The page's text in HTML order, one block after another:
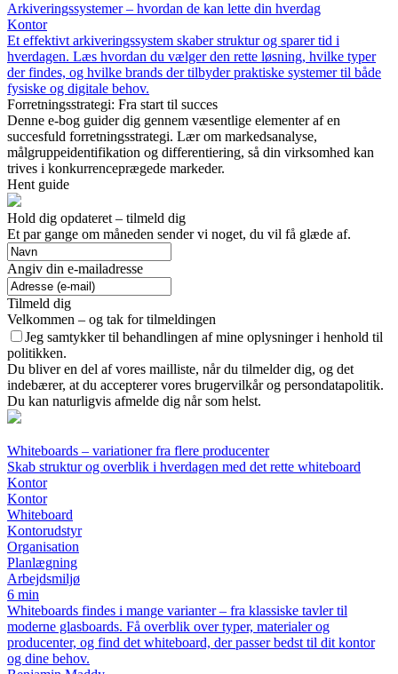
Arkiveringssystemer – hvordan de kan lette din hverdag
Kontor
Et effektivt arkiveringssystem skaber struktur og sparer tid i
hverdagen. Læs hvordan du vælger den rette løsning, hvilke typer
der findes, og hvilke brands der tilbyder praktiske systemer til både
fysiske og digitale behov.
Forretningsstrategi: Fra start til succes
Denne e-bog guider dig gennem væsentlige elementer af en
succesfuld forretningsstrategi. Lær om markedsanalyse,
målgruppeidentifikation og differentiering, så din virksomhed kan
trives i konkurrenceprægede markeder.
Hent guide
Hold dig opdateret – tilmeld dig
Et par gange om måneden sender vi noget, du vil få glæde af.
Angiv din e-mailadresse
Tilmeld dig
Velkommen – og tak for tilmeldingen
Jeg samtykker til behandlingen af mine oplysninger i henhold til
politikken.
Du bliver en del af vores mailliste, når du tilmelder dig, og det
indebærer, at du accepterer vores brugervilkår og persondatapolitik.
Du kan naturligvis afmelde dig når som helst.
Whiteboards – variationer fra flere producenter
Skab struktur og overblik i hverdagen med det rette whiteboard
Kontor
Kontor
Whiteboard
Kontorudstyr
Organisation
Planlægning
Arbejdsmiljø
6 min
Whiteboards findes i mange varianter – fra klassiske tavler til
moderne glasboards. Få overblik over typer, materialer og
producenter, og find det whiteboard, der passer bedst til dit kontor
og dine behov.